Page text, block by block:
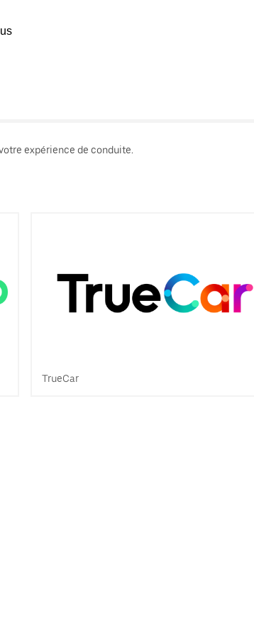
expérience de conduite.
TrueCar